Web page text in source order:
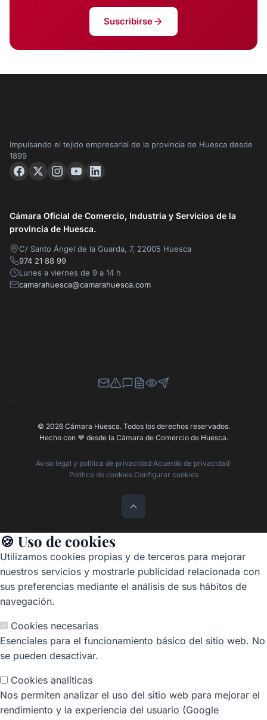
Suscribirse
Impulsando el tejido empresarial de la provincia de Huesca desde
1899
Cámara Oficial de Comercio, Industria y Servicios de la
provincia de Huesca.
C/ Santo Ángel de la Guarda, 7, 22005 Huesca
974 21 88 99
Lunes a viernes de 9 a 14 h
camarahuesca@camarahuesca.com
Newsletter
Canal de Denuncias
Buzón de Sugerencias
Perfil Contratante
Ley de Transparencia
Contacta con nosotros
© 2026 Cámara Huesca. Todos los derechos reservados.
Hecho con ❤️ desde la Cámara de Comercio de Huesca.
Aviso legal y política de privacidad·Acuerdo de privacidad·
Política de cookies·Configurar cookies
🍪 Uso de cookies
Utilizamos cookies propias y de terceros para mejorar
nuestros servicios y mostrarle publicidad relacionada con
sus preferencias mediante el análisis de sus hábitos de
navegación.
Cookies necesarias
Esenciales para el funcionamiento básico del sitio web. No
se pueden desactivar.
Cookies analíticas
Nos permiten analizar el uso del sitio web para mejorar el
rendimiento y la experiencia del usuario (Google